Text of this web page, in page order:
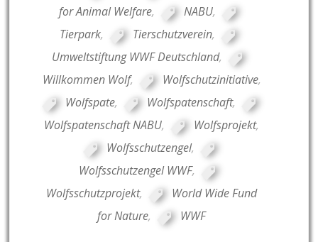
for Animal Welfare, NABU,
Tierpark, Tierschutzverein,
Umweltstiftung WWF Deutschland,
Willkommen Wolf, Wolfschutzinitiative,
Wolfspate, Wolfspatenschaft,
Wolfspatenschaft NABU, Wolfsprojekt,
Wolfsschutzengel,
Wolfsschutzengel WWF,
Wolfsschutzprojekt,
World Wide Fund
for Nature, WWF